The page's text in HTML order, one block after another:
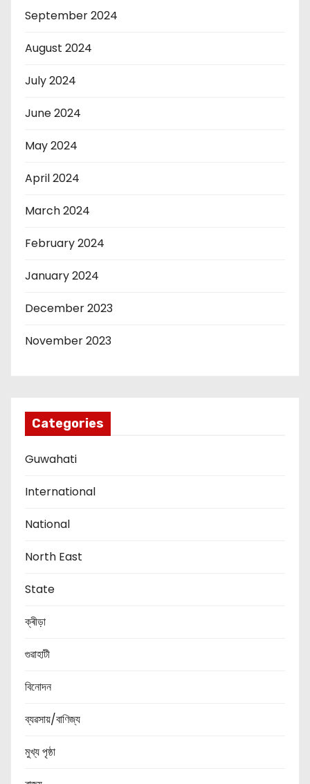
September 2024
August 2024
July 2024
June 2024
May 2024
April 2024
March 2024
February 2024
January 2024
December 2023
November 2023
Categories
Guwahati
International
National
North East
State
ক্ৰীড়া
গুৱাহাটী
বিনোদন
ব্যৱসায়/বাণিজ্য
মুখ্য পৃষ্ঠা